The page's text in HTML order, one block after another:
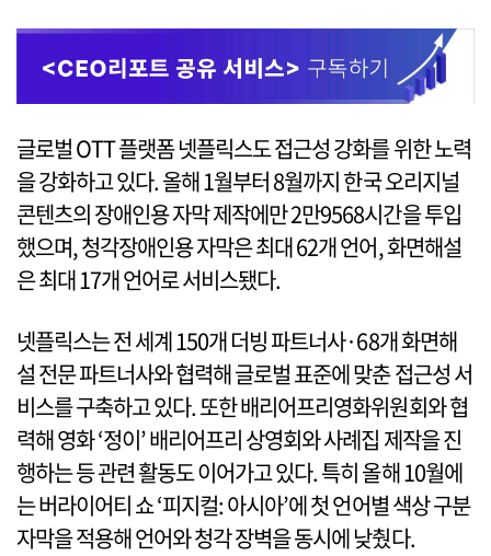
글로벌 OTT 플랫폼 넷플릭스도 접근성 강화를 위한 노력
을 강화하고 있다. 올해 1월부터 8월까지 한국 오리지널
콘텐츠의 장애인용 자막 제작에만 2만9568시간을 투입
했으며, 청각장애인용 자막은 최대 62개 언어, 화면해설
은 최대 17개 언어로 서비스됐다.
넷플릭스는 전 세계 150개 더빙 파트너사·68개 화면해
설 전문 파트너사와 협력해 글로벌 표준에 맞춘 접근성 서
비스를 구축하고 있다. 또한 배리어프리영화위원회와 협
력해 영화 ‘정이’ 배리어프리 상영회와 사례집 제작을 진
행하는 등 관련 활동도 이어가고 있다. 특히 올해 10월에
는 버라이어티 쇼 ‘피지컬: 아시아’에 첫 언어별 색상 구분
자막을 적용해 언어와 청각 장벽을 동시에 낮췄다.